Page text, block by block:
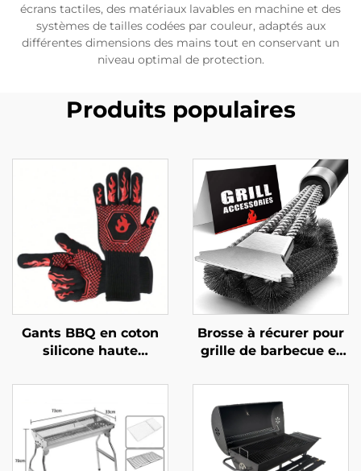
écrans tactiles, des matériaux lavables en machine et des
systèmes de tailles codées par couleur, adaptés aux
différentes dimensions des mains tout en conservant un
niveau optimal de protection.
Produits populaires
Gants BBQ en coton
silicone haute
USSE, best-seller,
maniques ignifuges
avec isolation
thermique, certifiés
LFGB
Brosse à récurer pour
grille de barbecue et
multifonctionnelle,
durable et réutilisable,
avec manche en acier
inoxydable et
plastique, outil pour